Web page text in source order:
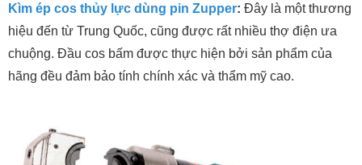
Kìm ép cos thủy lực dùng pin Zupper: Đây là một thương
hiệu đến từ Trung Quốc, cũng được rất nhiều thợ điện ưa
chuộng. Đầu cos bấm được thực hiện bởi sản phẩm của
hãng đều đảm bảo tính chính xác và thẩm mỹ cao.